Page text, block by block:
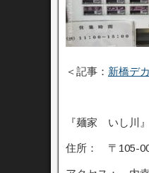
＜記事： 新橋デ
『麺家 いし川』
住所： 〒105-